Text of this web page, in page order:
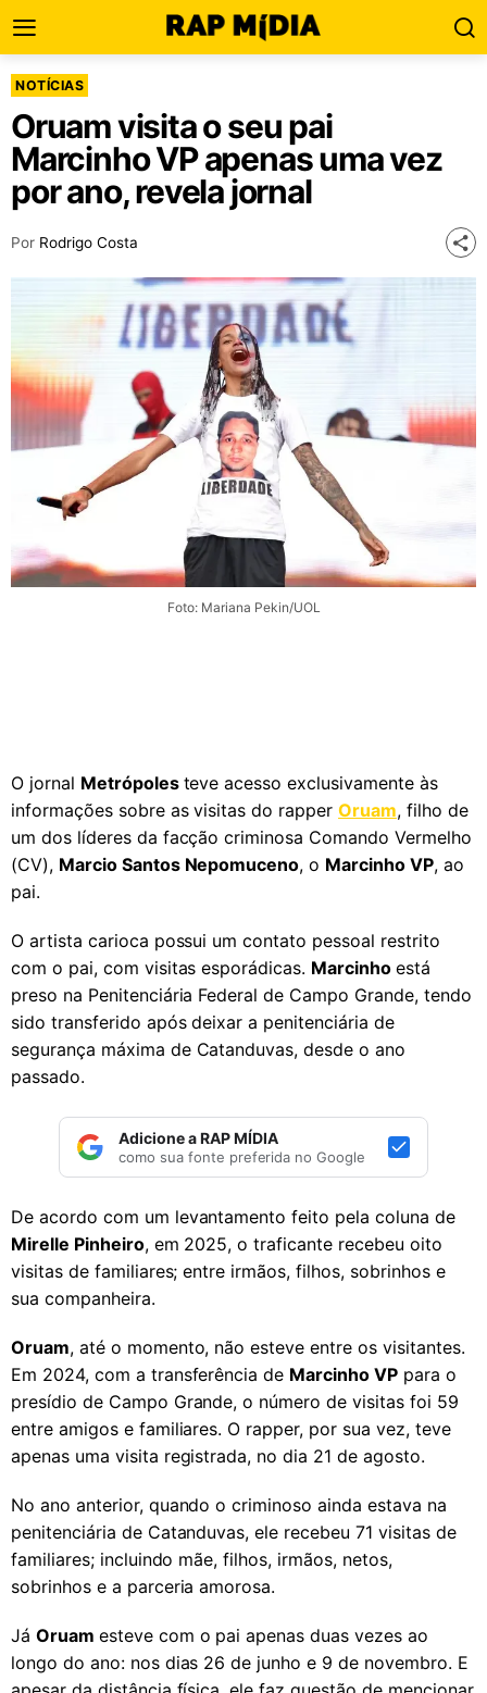
NOTÍCIAS
Oruam visita o seu pai
Marcinho VP apenas uma vez
por ano, revela jornal
Por Rodrigo Costa
Foto: Mariana Pekin/UOL
O jornal Metrópoles teve acesso exclusivamente às
informações sobre as visitas do rapperOruam, filho de
um dos líderes da facção criminosa Comando Vermelho
(CV), Marcio Santos Nepomuceno, o Marcinho VP, ao
pai.
O artista carioca possui um contato pessoal restrito
com o pai, com visitas esporádicas. Marcinho está
preso na Penitenciária Federal de Campo Grande, tendo
sido transferido após deixar a penitenciária de
segurança máxima de Catanduvas, desde o ano
passado.
Adicione a RAP MÍDIA
como sua fonte preferida no Google
De acordo com um levantamento feito pela coluna de
Mirelle Pinheiro, em 2025, o traficante recebeu oito
visitas de familiares; entre irmãos, filhos, sobrinhos e
sua companheira.
Oruam, até o momento, não esteve entre os visitantes.
Em 2024, com a transferência de Marcinho VPpara o
presídio de Campo Grande, o número de visitas foi 59
entre amigos e familiares. O rapper, por sua vez, teve
apenas uma visita registrada, no dia 21 de agosto.
No ano anterior, quando o criminoso ainda estava na
penitenciária de Catanduvas, ele recebeu 71 visitas de
familiares; incluindo mãe, filhos, irmãos, netos,
sobrinhos e a parceria amorosa.
Já Oruam esteve com o pai apenas duas vezes ao
longo do ano: nos dias 26 de junho e 9 de novembro. E